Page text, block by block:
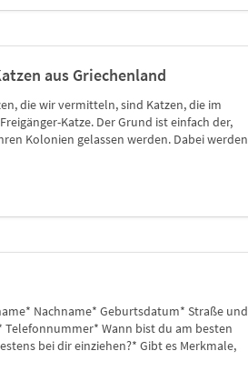
aus Griechenland
die wir vermitteln, sind Katzen, die im
Katze. Der Grund ist einfach der,
Kolonien gelassen werden. Dabei werden
Nachname* Geburtsdatum* Straße und
Telefonnummer* Wann bist du am besten
bei dir einziehen?* Gibt es Merkmale,